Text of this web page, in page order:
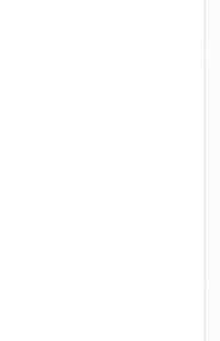
いお電話番号を
初が自動入力さ
です。